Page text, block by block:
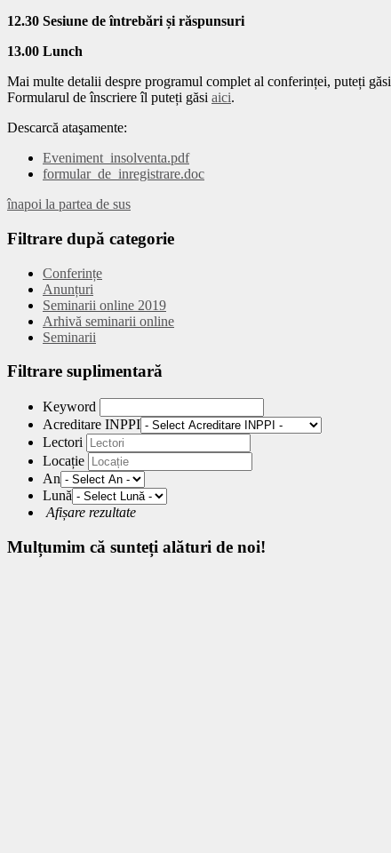
12.30 Sesiune de întrebări și răspunsuri
13.00 Lunch
Mai multe detalii despre programul complet al conferinței, puteți găsi
Formularul de înscriere îl puteți găsi aici.
Descarcă ataşamente:
Eveniment_insolventa.pdf
formular_de_inregistrare.doc
înapoi la partea de sus
Filtrare după categorie
Conferințe
Anunțuri
Seminarii online 2019
Arhivă seminarii online
Seminarii
Filtrare suplimentară
Keyword
Acreditare INPPI
Lectori
Locație
An
Lună
Afișare rezultate
Mulțumim că sunteți alături de noi!